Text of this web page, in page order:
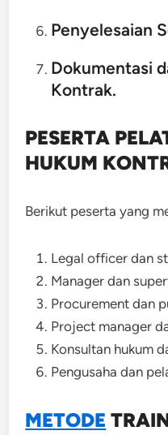
Penyelesaian
Dokumentasi
Kontrak.
PESERTA
HUKUM
Berikut peserta yang
Legal officer dan
Manager dan
Procurement dan
Project manager
Konsultan hukum
Pengusaha dan
METODE